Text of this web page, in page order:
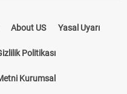
About US
Politikası